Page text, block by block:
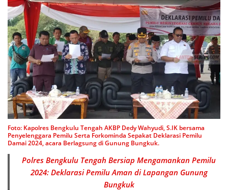
Foto: Kapolres Bengkulu Tengah AKBP Dedy Wahyudi, S.IK bersama
Penyelenggara Pemilu Serta Forkominda Sepakat Deklarasi Pemilu
Damai 2024, acara Berlagsung di Gunung Bungkuk.
Polres Bengkulu Tengah Bersiap Mengamankan Pemilu
2024: Deklarasi Pemilu Aman di Lapangan Gunung
Bungkuk